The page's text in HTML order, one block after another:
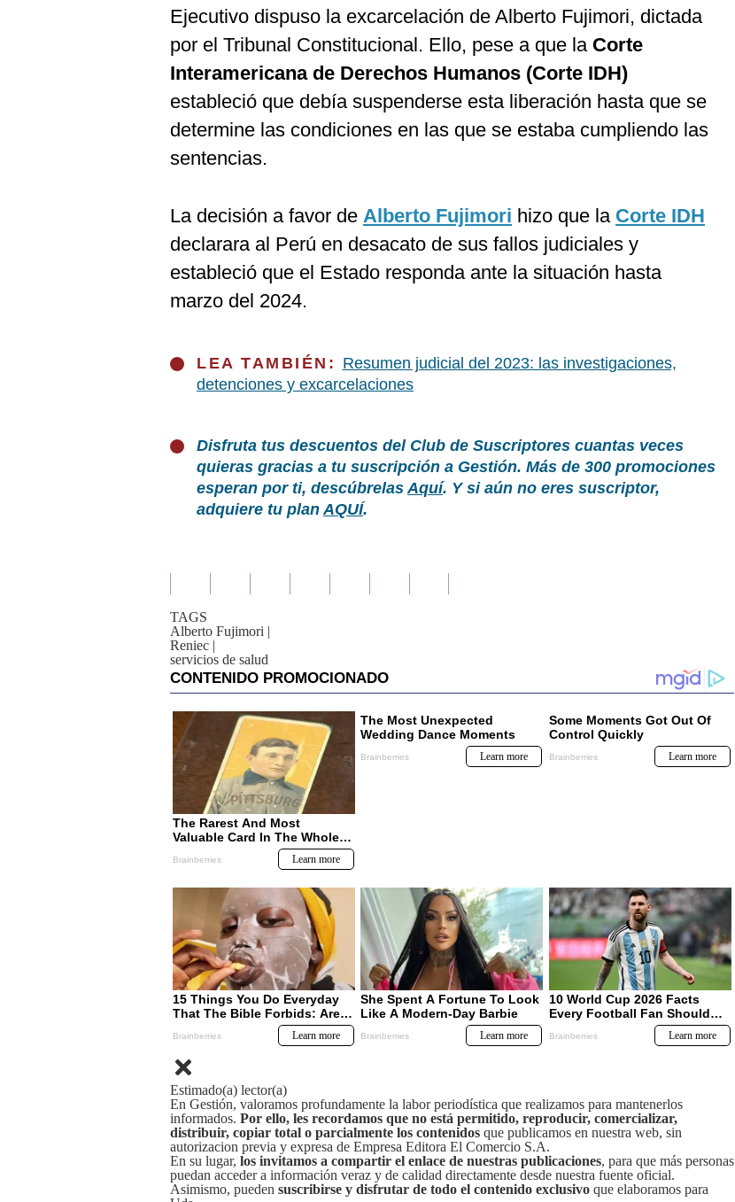
Ejecutivo dispuso la excarcelación de Alberto Fujimori, dictada
por el Tribunal Constitucional. Ello, pese a que la Corte
Interamericana de Derechos Humanos (Corte IDH)
estableció que debía suspenderse esta liberación hasta que se
determine las condiciones en las que se estaba cumpliendo las
sentencias.
La decisión a favor de Alberto Fujimori hizo que la Corte IDH
declarara al Perú en desacato de sus fallos judiciales y
estableció que el Estado responda ante la situación hasta
marzo del 2024.
LEA TAMBIÉN: Resumen judicial del 2023: las investigaciones,
detenciones y excarcelaciones
Disfruta tus descuentos del Club de Suscriptores cuantas veces
quieras gracias a tu suscripción a Gestión. Más de 300 promociones
esperan por ti, descúbrelasAquí. Y si aún no eres suscriptor,
adquiere tu planAQUÍ.
TAGS
Alberto Fujimori |
Reniec |
servicios de salud
Estimado(a) lector(a)
En Gestión, valoramos profundamente la labor periodística que realizamos para mantenerlos
informados. Por ello, les recordamos que no está permitido, reproducir, comercializar,
distribuir, copiar total o parcialmente los contenidos que publicamos en nuestra web, sin
autorizacion previa y expresa de Empresa Editora El Comercio S.A.
En su lugar, los invitamos a compartir el enlace de nuestras publicaciones, para que más personas
puedan acceder a información veraz y de calidad directamente desde nuestra fuente oficial.
Asimismo, pueden suscribirse y disfrutar de todo el contenido exclusivo que elaboramos para